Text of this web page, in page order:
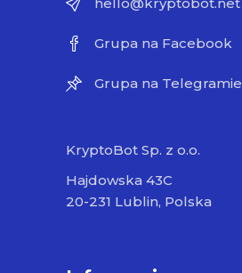
Grupa na Facebook
Grupa na Telegramie
KryptoBot Sp. z o.o.
Hajdowska 43C
20-231 Lublin, Polska